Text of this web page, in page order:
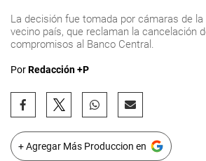
La decisión fue tomada por cámaras de la
vecino país, que reclaman la cancelación
compromisos al Banco Central.
PorRedacción +P
+ Agregar Más Produccion en